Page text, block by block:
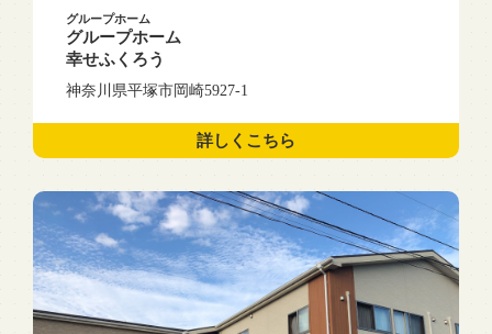
グループホーム
グループホーム
幸せふくろう
神奈川県平塚市岡崎5927-1
詳しくこちら